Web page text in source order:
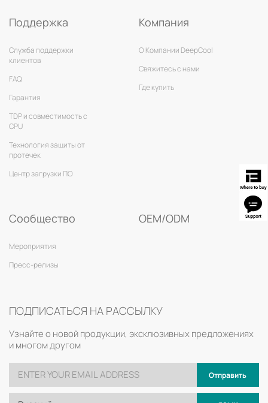
Поддержка
Служба поддержки
клиентов
FAQ
Гарантия
TDP и совместимость с
CPU
Технология защиты от
протечек
Центр загрузки ПО
Компания
О Компании DeepCool
Свяжитесь с нами
Где купить
Сообщество
Мероприятия
Пресс-релизы
OEM/ODM
ПОДПИСАТЬСЯ НА РАССЫЛКУ
Узнайте о новой продукции, эксклюзивных предложениях
и многом другом
Отправить